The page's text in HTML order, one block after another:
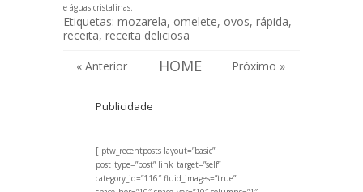
e águas cristalinas.
Etiquetas: mozarela, omelete, ovos, rápida,
receita, receita deliciosa
« Anterior
HOME Próximo »
Publicidade
[lptw_recentposts layout=”basic”
post_type=”post” link_target=”self”
category_id=”116″ fluid_images=”true”